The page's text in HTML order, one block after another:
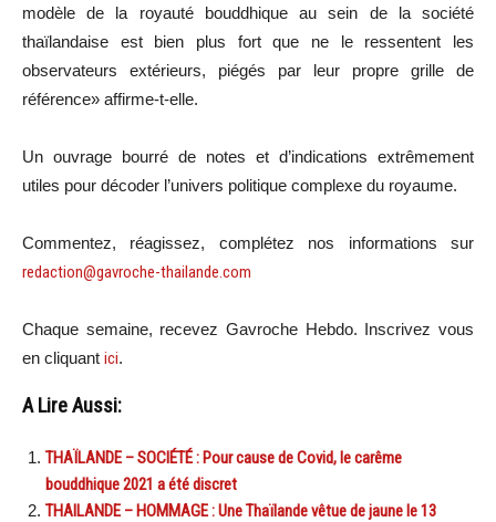
modèle de la royauté bouddhique au sein de la société
thaïlandaise est bien plus fort que ne le ressentent les
observateurs extérieurs, piégés par leur propre grille de
référence» affirme-t-elle.
Un ouvrage bourré de notes et d’indications extrêmement
utiles pour décoder l’univers politique complexe du royaume.
Commentez, réagissez, complétez nos informations sur
redaction@gavroche-thailande.com
Chaque semaine, recevez Gavroche Hebdo. Inscrivez vous
en cliquant ici.
A Lire Aussi:
THAÏLANDE – SOCIÉTÉ : Pour cause de Covid, le carême
bouddhique 2021 a été discret
THAILANDE – HOMMAGE : Une Thaïlande vêtue de jaune le 13